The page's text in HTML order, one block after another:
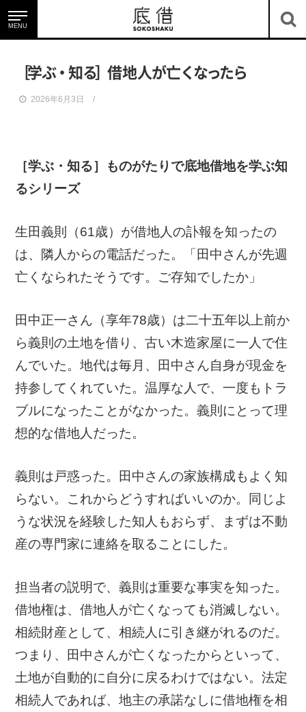
MENU
学ぶ・ 知 る］ 借地 人が亡くなったら
2026年6月3日
［学ぶ・知る］
ものがたりで底地借地を学ぶ知
るシリーズ
生田義則（61歳）が借地人の訃報を知ったの
は、隣人からの電話だった。「田中さんが先週
亡くなられたそうです。ご存知でしたか」
田中正一さん（享年78歳）は二十五年以上前か
ら義則の土地を借り、古い木造家屋に一人で住
んでいた。地代は毎月、田中さん自身が現金を
持参してくれていた。温厚な人で、一度もトラ
ブルになったことがなかった。義則にとって理
想的な借地人だった。
義則は戸惑った。田中さんの家族構成もよく知
らない。これからどうすればいいのか。同じよ
うな状況を経験した知人もおらず、まずは不動
産の専門家に連絡を取ることにした。
担当者の説明で、義則は重要な事実を知った。
借地権は、借地人が亡くなっても消滅しない。
相続財産として、相続人に引き継がれるのだ。
つまり、田中さんが亡くなったからといって、
土地が自動的に自分に戻るわけではない。法定
相続人であれば、地主の承諾なしに借地権を相